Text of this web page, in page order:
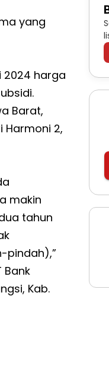
yang
2024 harga
Barat,
Harmoni 2,
makin
tahun
pindah),”
Bank
Kab.